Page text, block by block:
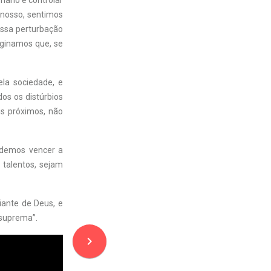
sentimos
perturbação
que, se
sociedade, e
os distúrbios
próximos, não
vencer a
talentos, sejam
de Deus, e
navigate_next